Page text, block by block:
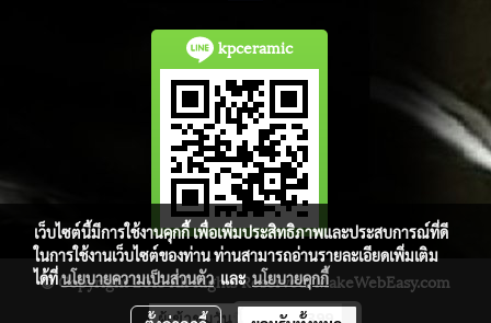
kpceramic
© Copyright 2015 All Rights Reserved. MakeWebEasy.com
ผู้เข้าชมวันนี้ 399
เว็บไซต์นี้มีการใช้งานคุกกี้ เพื่อเพิ่มประสิทธิภาพและประสบการณ์ที่ดี
ในการใช้งานเว็บไซต์ของท่าน ท่านสามารถอ่านรายละเอียดเพิ่มเติม
ได้ที่นโยบายความเป็นส่วนตัวและนโยบายคุกกี้